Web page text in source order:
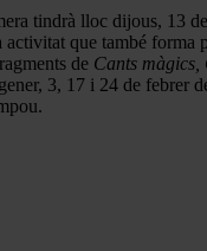
tindrà lloc dijous, 13
que també forma
de Cants màgics,
3, 17 i 24 de